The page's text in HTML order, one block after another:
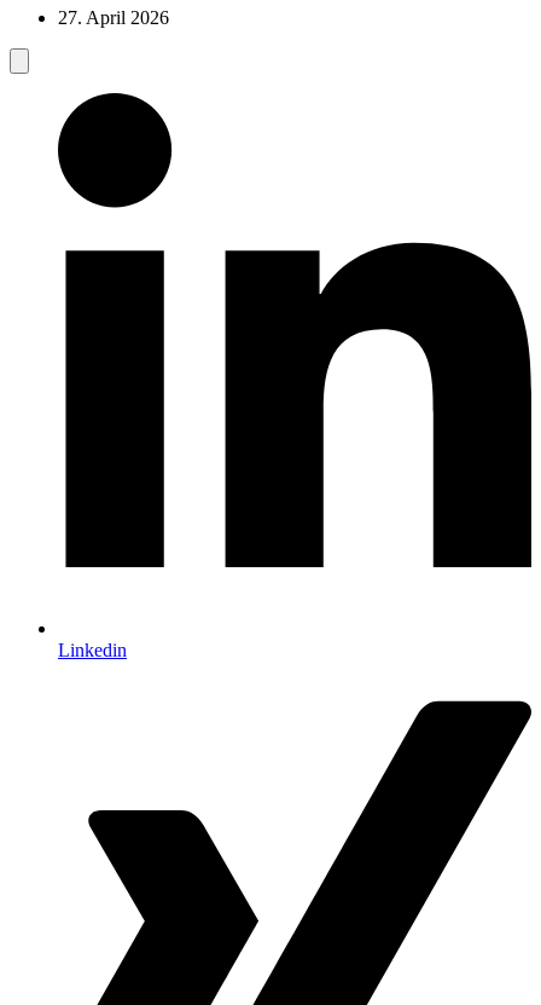
27. April 2026
Linkedin